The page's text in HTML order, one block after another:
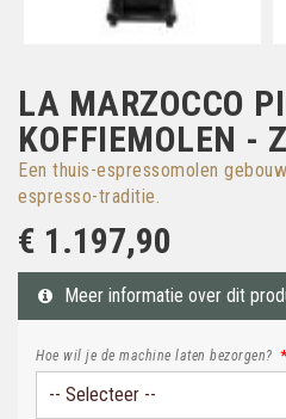
LA MARZOCCO
KOFFIEMOLEN -
Een thuis-espressomolen
espresso-traditie.
€ 1.197,90
Meer informatie over dit
Hoe wil je de machine laten bezorgen?